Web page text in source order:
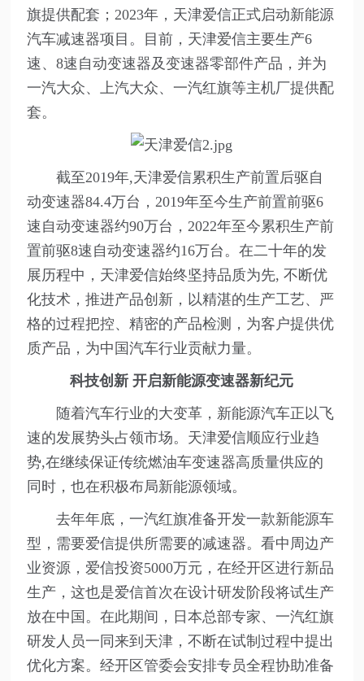
旗提供配套；2023年，天津爱信正式启动新能源
汽车减速器项目。目前，天津爱信主要生产6
速、8速自动变速器及变速器零部件产品，并为
一汽大众、上汽大众、一汽红旗等主机厂提供配
套。
截至2019年,天津爱信累积生产前置后驱自
动变速器84.4万台，2019年至今生产前置前驱6
速自动变速器约90万台，2022年至今累积生产前
置前驱8速自动变速器约16万台。在二十年的发
展历程中，天津爱信始终坚持品质为先, 不断优
化技术，推进产品创新，以精湛的生产工艺、严
格的过程把控、精密的产品检测，为客户提供优
质产品，为中国汽车行业贡献力量。
科技创新 开启新能源变速器新纪元
随着汽车行业的大变革，新能源汽车正以飞
速的发展势头占领市场。天津爱信顺应行业趋
势,在继续保证传统燃油车变速器高质量供应的
同时，也在积极布局新能源领域。
去年年底，一汽红旗准备开发一款新能源车
型，需要爱信提供所需要的减速器。看中周边产
业资源，爱信投资5000万元，在经开区进行新品
生产，这也是爱信首次在设计研发阶段将试生产
放在中国。在此期间，日本总部专家、一汽红旗
研发人员一同来到天津，不断在试制过程中提出
优化方案。经开区管委会安排专员全程协助准备